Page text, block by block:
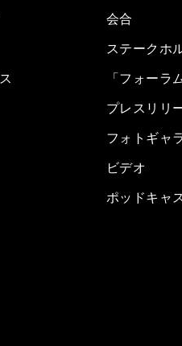
会合
ステークホ
「フォーラ
プレスリリ
フォトギャ
ビデオ
ポッドキャ